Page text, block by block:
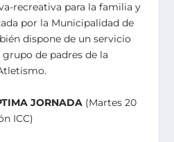
recreativa para la familia y
por la Municipalidad de
dispone de un servicio
de padres de la
JORNADA (Martes 20
ICC)